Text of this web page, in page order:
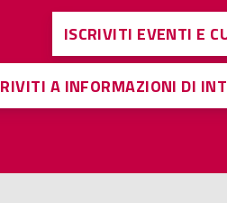
ISCRIVITI EVENTI E
A INFORMAZIONI DI